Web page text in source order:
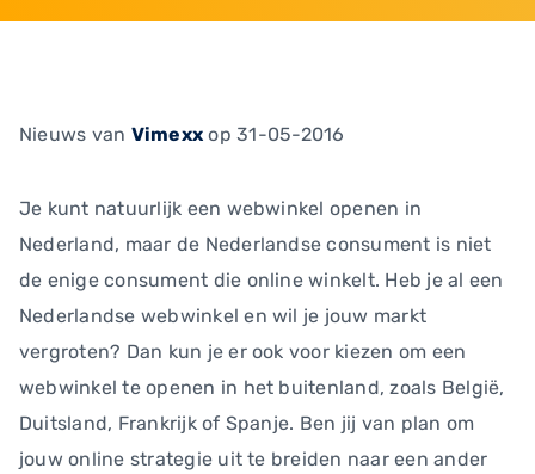
Nieuws van Vimexx op 31-05-2016
Je kunt natuurlijk een webwinkel openen in
Nederland, maar de Nederlandse consument is niet
de enige consument die online winkelt. Heb je al een
Nederlandse webwinkel en wil je jouw markt
vergroten? Dan kun je er ook voor kiezen om een
webwinkel te openen in het buitenland, zoals België,
Duitsland, Frankrijk of Spanje. Ben jij van plan om
jouw online strategie uit te breiden naar een ander